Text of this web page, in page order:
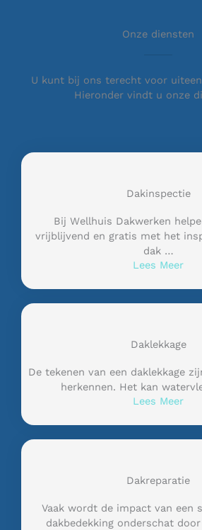
Onze diensten
U kunt bij ons terecht voor
Hieronder vindt u onze
Dakinspectie
Bij Wellhuis Dakwerken
vrijblijvend en gratis met het
dak …
Lees Meer
Daklekkage
De tekenen van een daklekkage
herkennen. Het kan
Lees Meer
Dakreparatie
Vaak wordt de impact van een
dakbedekking onderschat